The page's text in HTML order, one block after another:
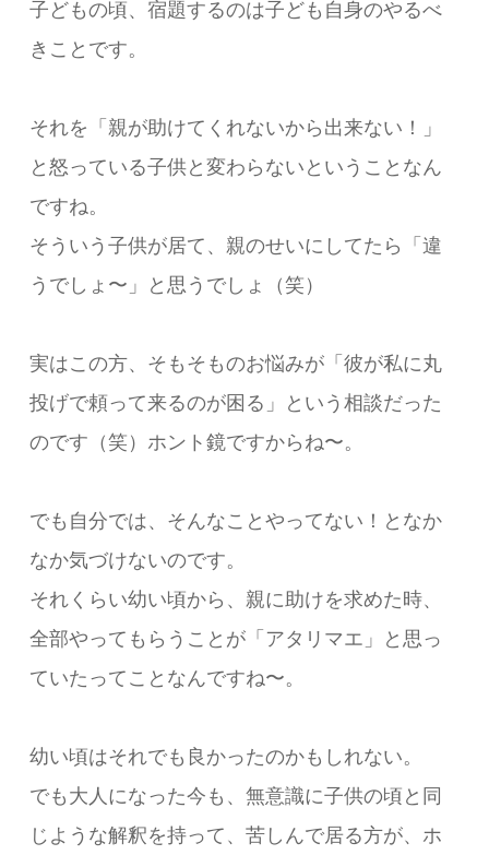
子どもの頃、宿題するのは子ども自身のやるべ
きことです。
それを「親が助けてくれないから出来ない！」
と怒っている子供と変わらないということなん
ですね。
そういう子供が居て、親のせいにしてたら「違
うでしょ〜」と思うでしょ（笑）
実はこの方、そもそものお悩みが「彼が私に丸
投げで頼って来るのが困る」という相談だった
のです（笑）ホント鏡ですからね〜。
でも自分では、そんなことやってない！となか
なか気づけないのです。
それくらい幼い頃から、親に助けを求めた時、
全部やってもらうことが「アタリマエ」と思っ
ていたってことなんですね〜。
幼い頃はそれでも良かったのかもしれない。
でも大人になった今も、無意識に子供の頃と同
じような解釈を持って、苦しんで居る方が、ホ